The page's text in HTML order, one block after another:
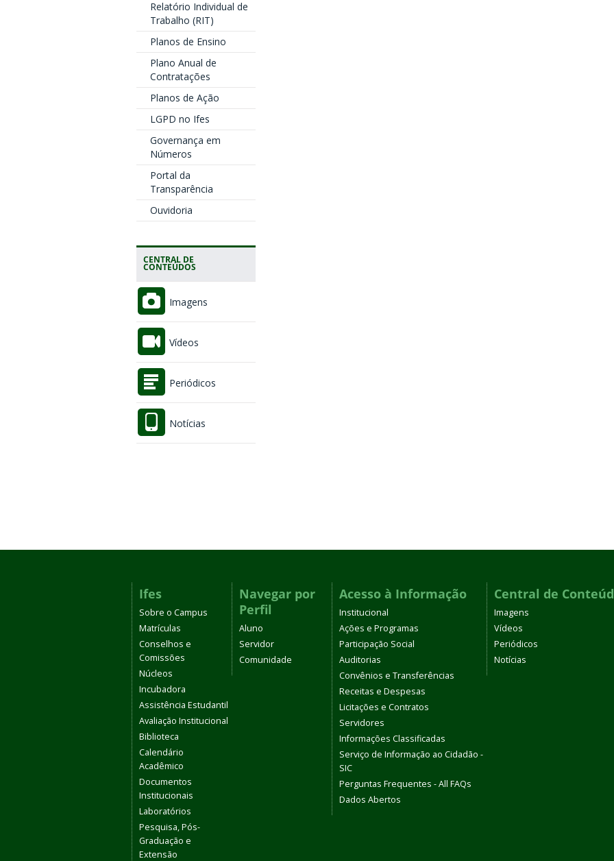
Relatório Individual de
Trabalho (RIT)
Planos de Ensino
Plano Anual de
Contratações
Planos de Ação
LGPD no Ifes
Governança em
Números
Portal da
Transparência
Ouvidoria
CENTRAL DE
CONTEÚDOS
Imagens
Vídeos
Periódicos
Notícias
Ifes
Sobre o Campus
Matrículas
Conselhos e
Comissões
Núcleos
Incubadora
Assistência Estudantil
Avaliação Institucional
Biblioteca
Calendário
Acadêmico
Documentos
Institucionais
Laboratórios
Pesquisa, Pós-
Graduação e
Extensão
Navegar por
Perfil
Aluno
Servidor
Comunidade
Acesso à Informação
Institucional
Ações e Programas
Participação Social
Auditorias
Convênios e Transferências
Receitas e Despesas
Licitações e Contratos
Servidores
Informações Classificadas
Serviço de Informação ao Cidadão -
SIC
Perguntas Frequentes - All FAQs
Dados Abertos
Central de
Imagens
Vídeos
Periódicos
Notícias